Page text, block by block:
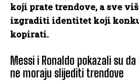
koji prate trendove, a sve
izgraditi identitet koji
kopirati.
Messi i Ronaldo pokazali su
ne moraju slijediti trendove